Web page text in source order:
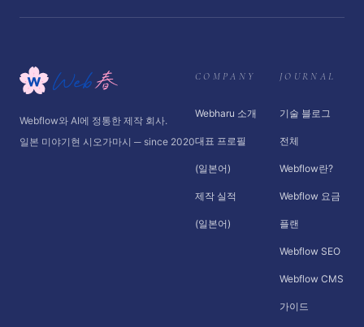
Webflow와 AI에 정통한 제작 회사.
일본 미야기현 시오가마시 ─ since 2020
COMPANY
Webharu 소개
대표 프로필
(일본어)
제작 실적
(일본어)
JOURNAL
기술 블로그
전체
Webflow란?
Webflow 요금
플랜
Webflow SEO
Webflow CMS
가이드